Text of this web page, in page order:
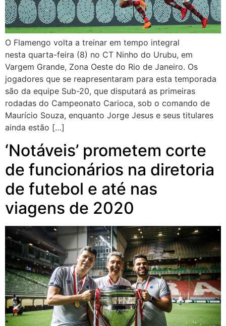
O Flamengo volta a treinar em tempo integral
nesta quarta-feira (8) no CT Ninho do Urubu, em
Vargem Grande, Zona Oeste do Rio de Janeiro. Os
jogadores que se reapresentaram para esta temporada
são da equipe Sub-20, que disputará as primeiras
rodadas do Campeonato Carioca, sob o comando de
Maurício Souza, enquanto Jorge Jesus e seus titulares
ainda estão […]
‘Notáveis’ prometem corte
de funcionários na diretoria
de futebol e até nas
viagens de 2020